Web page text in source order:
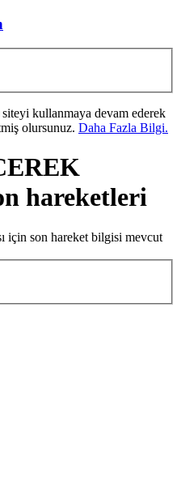
kullanmaya devam ederek
olursunuz. Daha Fazla Bilgi.
hareketleri
için son hareket bilgisi mevcut